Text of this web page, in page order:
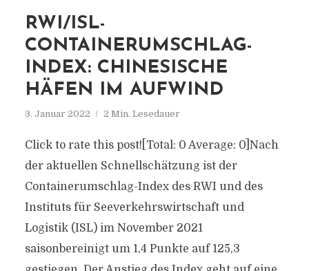
RWI/ISL-
CONTAINERUMSCHLAG-
INDEX: CHINESISCHE
HÄFEN IM AUFWIND
3. Januar 2022 2 Min. Lesedauer
Click to rate this post![Total: 0 Average: 0]Nach
der aktuellen Schnellschätzung ist der
Containerumschlag-Index des RWI und des
Instituts für Seeverkehrswirtschaft und
Logistik (ISL) im November 2021
saisonbereinigt um 1,4 Punkte auf 125,3